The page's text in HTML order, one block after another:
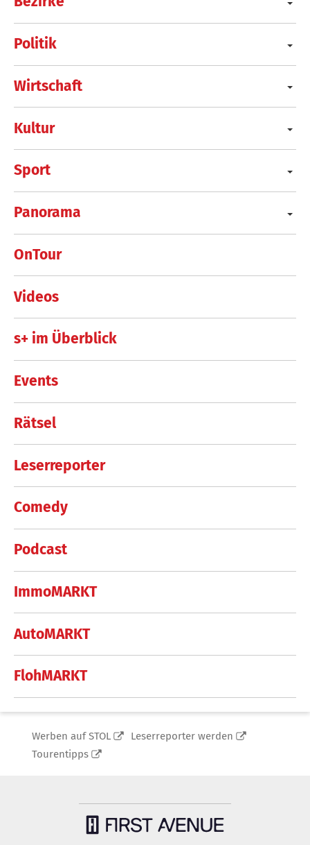
Politik
Wirtschaft
Kultur
Sport
Panorama
OnTour
Videos
s+ im Überblick
Events
Rätsel
Leserreporter
Comedy
Podcast
ImmoMARKT
AutoMARKT
FlohMARKT
Werben auf STOL
Leserreporter werden
Tourentipps